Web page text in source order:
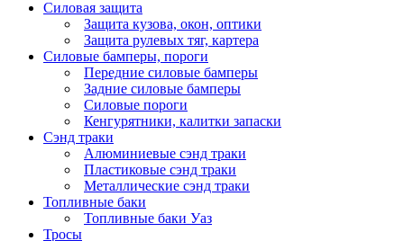
Силовая защита
Защита кузова, окон, оптики
Защита рулевых тяг, картера
Силовые бамперы, пороги
Передние силовые бамперы
Задние силовые бамперы
Силовые пороги
Кенгурятники, калитки запаски
Сэнд траки
Алюминиевые сэнд траки
Пластиковые сэнд траки
Металлические сэнд траки
Топливные баки
Топливные баки Уаз
Тросы